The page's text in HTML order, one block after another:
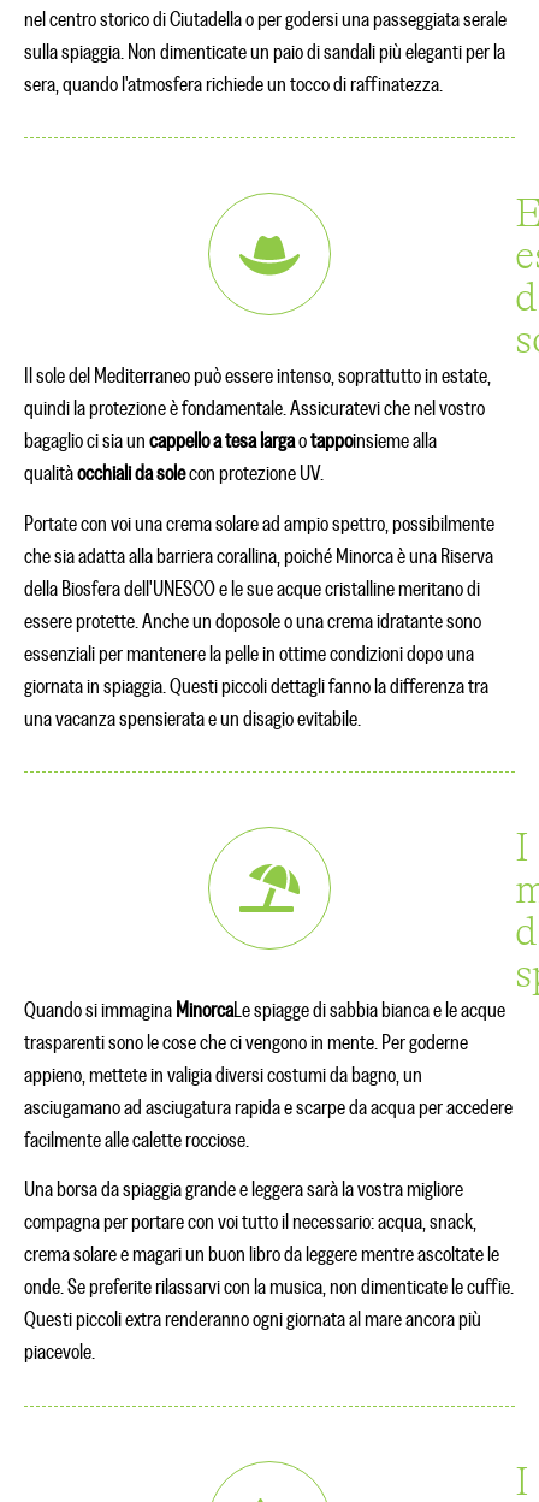
nel centro storico di Ciutadella o per godersi una passeggiata serale
sulla spiaggia. Non dimenticate un paio di sandali più eleganti per la
sera, quando l'atmosfera richiede un tocco di raffinatezza.
Il sole del Mediterraneo può essere intenso, soprattutto in estate,
quindi la protezione è fondamentale. Assicuratevi che nel vostro
bagaglio ci sia un cappello a tesa largaotappoinsieme alla
qualitàocchiali da solecon protezione UV.
Portate con voi una crema solare ad ampio spettro, possibilmente
che sia adatta alla barriera corallina, poiché Minorca è una Riserva
della Biosfera dell'UNESCO e le sue acque cristalline meritano di
essere protette. Anche un doposole o una crema idratante sono
essenziali per mantenere la pelle in ottime condizioni dopo una
giornata in spiaggia. Questi piccoli dettagli fanno la differenza tra
una vacanza spensierata e un disagio evitabile.
I
Quando si immagina MinorcaLe spiagge di sabbia bianca e le acque
trasparenti sono le cose che ci vengono in mente. Per goderne
appieno, mettete in valigia diversi costumi da bagno, un
asciugamano ad asciugatura rapida e scarpe da acqua per accedere
facilmente alle calette rocciose.
Una borsa da spiaggia grande e leggera sarà la vostra migliore
compagna per portare con voi tutto il necessario: acqua, snack,
crema solare e magari un buon libro da leggere mentre ascoltate le
onde. Se preferite rilassarvi con la musica, non dimenticate le cuffie.
Questi piccoli extra renderanno ogni giornata al mare ancora più
piacevole.
I